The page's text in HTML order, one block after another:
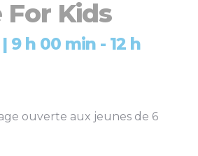
For Kids
9 h 00 min - 12 h
ouverte aux jeunes de 6